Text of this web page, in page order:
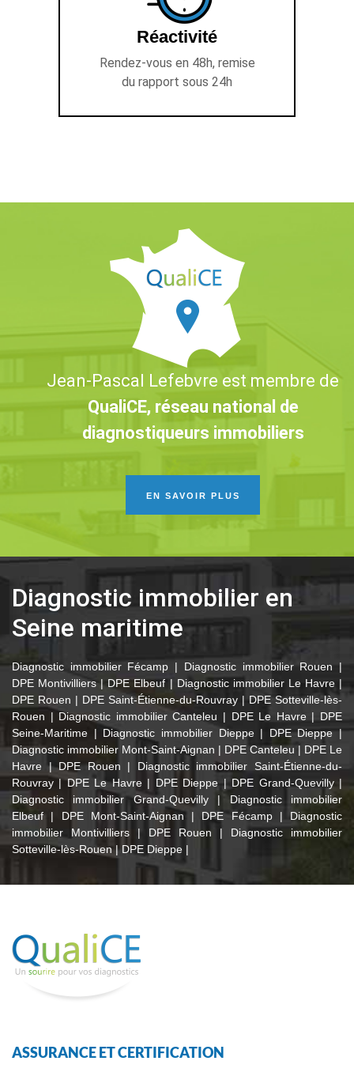
Réactivité
Rendez-vous en 48h, remise
du rapport sous 24h
Jean-Pascal Lefebvre est membre de
QualiCE, réseau national de
diagnostiqueurs immobiliers
EN SAVOIR PLUS
Diagnostic immobilier en
Seine maritime
Diagnostic immobilier Fécamp | Diagnostic immobilier Rouen |
DPE Montivilliers| DPE Elbeuf | Diagnostic immobilier Le Havre|
DPE Rouen | DPE Saint-Étienne-du-Rouvray |DPE Sotteville-lès-
Rouen | Diagnostic immobilier Canteleu | DPE Le Havre| DPE
Seine-Maritime | Diagnostic immobilier Dieppe| DPE Dieppe|
Diagnostic immobilier Mont-Saint-Aignan | DPE Canteleu | DPE Le
Havre |DPE Rouen | Diagnostic immobilier Saint-Étienne-du-
Rouvray |DPE Le Havre| DPE Dieppe| DPE Grand-Quevilly|
Diagnostic immobilier Grand-Quevilly| Diagnostic immobilier
Elbeuf| DPE Mont-Saint-Aignan |DPE Fécamp | Diagnostic
immobilier Montivilliers | DPE Rouen | Diagnostic immobilier
Sotteville-lès-Rouen|DPE Dieppe |
ASSURANCE ET CERTIFICATION